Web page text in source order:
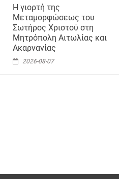
Η γιορτή της
Μεταμορφώσεως του
Σωτήρος Χριστού στη
Μητρόπολη Αιτωλίας και
Ακαρνανίας
2026-08-07